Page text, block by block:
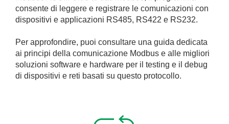
consente di leggere e registrare le comunicazioni con
dispositivi e applicazioni RS485, RS422 e RS232.
Per approfondire, puoi consultare una guida dedicata
ai principi della comunicazione Modbus e alle migliori
soluzioni software e hardware per il testing e il debug
di dispositivi e reti basati su questo protocollo.